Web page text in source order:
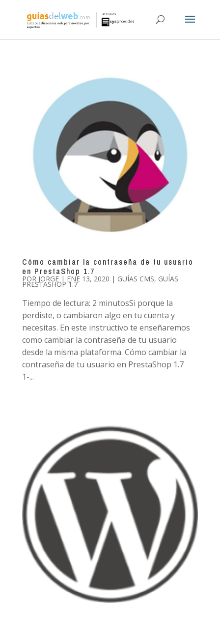
Cómo cambiar la contraseña de tu usuario
en PrestaShop 1.7
POR JORGE| ENE 13, 2020 | GUÍAS CMS, GUÍAS
PRESTASHOP 1.7
Tiempo de lectura: 2 minutosSi porque la
perdiste, o cambiaron algo en tu cuenta y
necesitas. En este instructivo te enseñaremos
como cambiar la contraseña de tu usuario
desde la misma plataforma. Cómo cambiar la
contraseña de tu usuario en PrestaShop 1.7
1-...